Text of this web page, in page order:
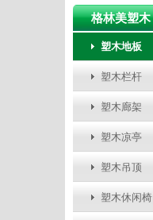
格林美塑木
塑木地板
塑木栏杆
塑木廊架
塑木凉亭
塑木吊顶
塑木休闲椅